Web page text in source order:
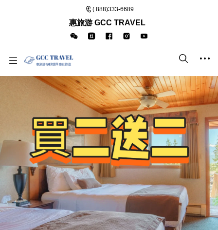
( 888)333-6689
惠旅游 GCC TRAVEL